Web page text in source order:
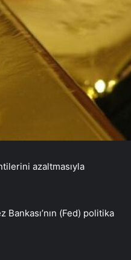
azaltmasıyla
Bankası’nın (Fed) politika